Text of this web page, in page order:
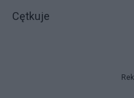
Cętkuje